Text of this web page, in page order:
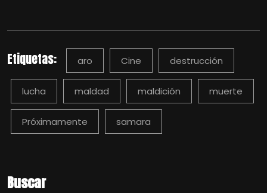
Etiquetas: aro Cine destrucción
lucha maldad maldición muerte
Próximamente samara
Buscar